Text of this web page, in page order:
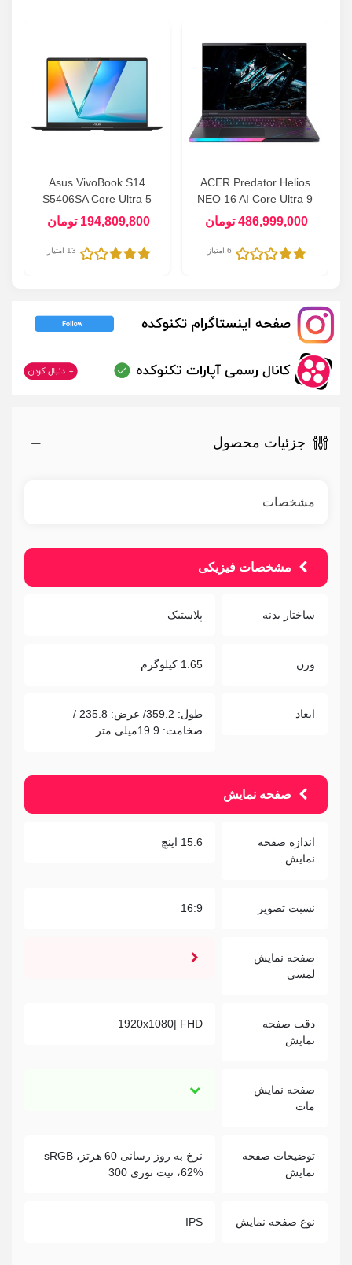
ACER Predator Helios
NEO 16 AI Core Ultra 9
(275HX) - 16GB DDR5 -
1TB SSD - 24GB (RTX
5090) 16.1 WQXGA 240Hz
486,999,000 تومان
6 امتیاز
Asus VivoBook S14
S5406SA Core Ultra 5
(226V) - 16GB - 512GB
SSD - Intel ARC 130V 14"
OLED WUXGA AI Laptop
194,809,800 تومان
13 امتیاز
جزئیات محصول
مشخصات
مشخصات فیزیکی
ساختار بدنه پلاستیک
وزن 1.65 کیلوگرم
ابعاد
طول: 359.2/ عرض: 235.8 /
ضخامت: 19.9میلی متر
صفحه نمایش
اندازه صفحه
نمایش
15.6 اینچ
نسبت تصویر 16:9
صفحه نمایش
لمسی
دقت صفحه
نمایش
1920x1080| FHD
صفحه نمایش
مات
توضیحات صفحه
نمایش
نرخ به روز رسانی 60 هرتز، sRGB
62%، نیت نوری 300
نوع صفحه نمایش IPS